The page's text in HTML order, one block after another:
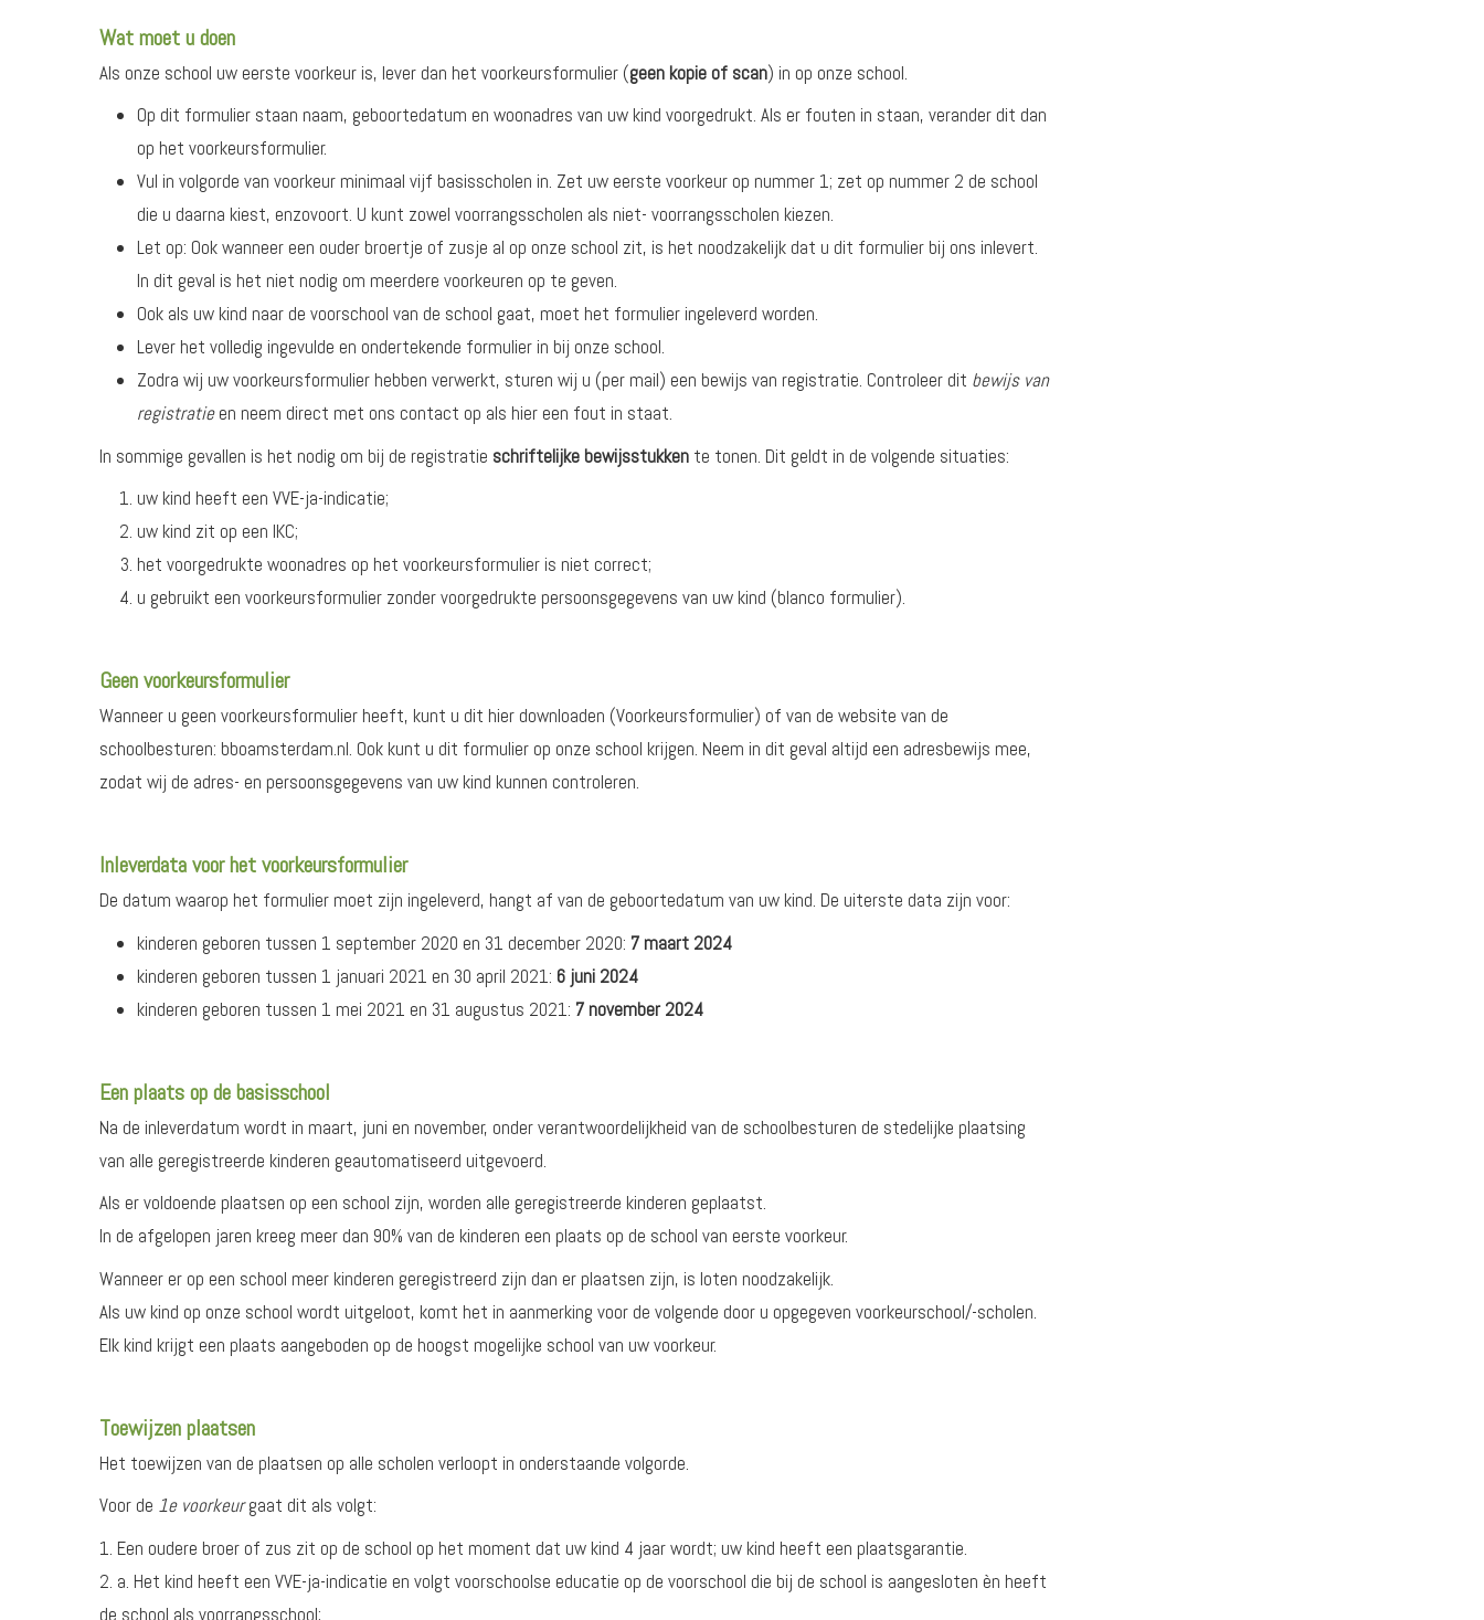
Wat moet u doen
Als onze school uw eerste voorkeur is, lever dan het voorkeursformulier (geen kopie of scan) in op onze school.
Op dit formulier staan naam, geboortedatum en woonadres van uw kind voorgedrukt. Als er fouten in staan, verander dit dan
op het voorkeursformulier.
Vul in volgorde van voorkeur minimaal vijf basisscholen in. Zet uw eerste voorkeur op nummer 1; zet op nummer 2 de school
die u daarna kiest, enzovoort. U kunt zowel voorrangsscholen als niet- voorrangsscholen kiezen.
Let op: Ook wanneer een ouder broertje of zusje al op onze school zit, is het noodzakelijk dat u dit formulier bij ons inlevert.
In dit geval is het niet nodig om meerdere voorkeuren op te geven.
Ook als uw kind naar de voorschool van de school gaat, moet het formulier ingeleverd worden.
Lever het volledig ingevulde en ondertekende formulier in bij onze school.
Zodra wij uw voorkeursformulier hebben verwerkt, sturen wij u (per mail) een bewijs van registratie. Controleer dit bewijs van
registratieen neem direct met ons contact op als hier een fout in staat.
In sommige gevallen is het nodig om bij de registratie schriftelijke bewijsstukken te tonen. Dit geldt in de volgende situaties:
uw kind heeft een VVE-ja-indicatie;
uw kind zit op een IKC;
het voorgedrukte woonadres op het voorkeursformulier is niet correct;
u gebruikt een voorkeursformulier zonder voorgedrukte persoonsgegevens van uw kind (blanco formulier).
Geen voorkeursformulier
Wanneer u geen voorkeursformulier heeft, kunt u dit hier downloaden (Voorkeursformulier) of van de website van de
schoolbesturen: bboamsterdam.nl. Ook kunt u dit formulier op onze school krijgen. Neem in dit geval altijd een adresbewijs mee,
zodat wij de adres- en persoonsgegevens van uw kind kunnen controleren.
Inleverdata voor het voorkeursformulier
De datum waarop het formulier moet zijn ingeleverd, hangt af van de geboortedatum van uw kind. De uiterste data zijn voor:
kinderen geboren tussen 1 september 2020 en 31 december 2020: 7 maart 2024
kinderen geboren tussen 1 januari 2021 en 30 april 2021: 6 juni 2024
kinderen geboren tussen 1 mei 2021 en 31 augustus 2021: 7 november 2024
Een plaats op de basisschool
Na de inleverdatum wordt in maart, juni en november, onder verantwoordelijkheid van de schoolbesturen de stedelijke plaatsing
van alle geregistreerde kinderen geautomatiseerd uitgevoerd.
Als er voldoende plaatsen op een school zijn, worden alle geregistreerde kinderen geplaatst.
In de afgelopen jaren kreeg meer dan 90% van de kinderen een plaats op de school van eerste voorkeur.
Wanneer er op een school meer kinderen geregistreerd zijn dan er plaatsen zijn, is loten noodzakelijk.
Als uw kind op onze school wordt uitgeloot, komt het in aanmerking voor de volgende door u opgegeven voorkeurschool/-scholen.
Elk kind krijgt een plaats aangeboden op de hoogst mogelijke school van uw voorkeur.
Toewijzen plaatsen
Het toewijzen van de plaatsen op alle scholen verloopt in onderstaande volgorde.
Voor de 1e voorkeurgaat dit als volgt:
1. Een oudere broer of zus zit op de school op het moment dat uw kind 4 jaar wordt; uw kind heeft een plaatsgarantie.
2. a. Het kind heeft een VVE-ja-indicatie en volgt voorschoolse educatie op de voorschool die bij de school is aangesloten èn heeft
de school als voorrangsschool;